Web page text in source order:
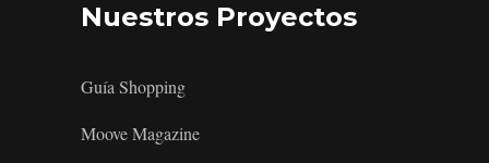
Nuestros Proyectos
Guía Shopping
Moove Magazine